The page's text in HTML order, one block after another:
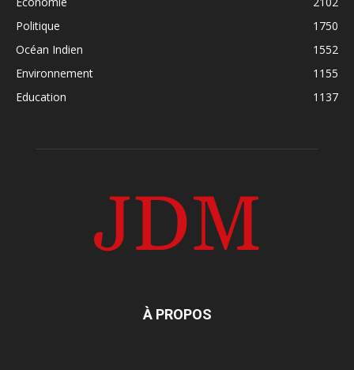
Politique
1750
Océan Indien
1552
Environnement
1155
Education
1137
À PROPOS